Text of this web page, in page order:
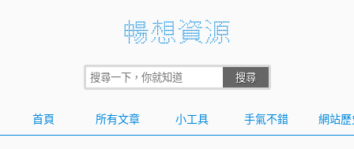
首頁 所有文章 小工具 手氣不錯 網站歷